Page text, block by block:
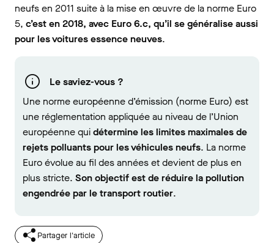
neufs en 2011 suite à la mise en œuvre de la norme Euro
5, c’est en 2018, avec Euro 6.c, qu’il se généralise aussi
pour les voitures essence neuves.
Le saviez-vous ?
Une norme européenne d’émission (norme Euro) est
une réglementation appliquée au niveau de l’Union
européenne quidétermine les limites maximales de
rejets polluants pour les véhicules neufs. La norme
Euro évolue au fil des années et devient de plus en
plus stricte. Son objectif est de réduire la pollution
engendrée par le transport routier.
Partager l'article